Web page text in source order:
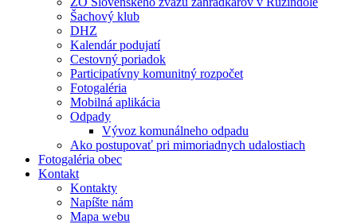
Šachový klub
DHZ
Kalendár podujatí
Cestovný poriadok
Participatívny komunitný rozpočet
Fotogaléria
Mobilná aplikácia
Odpady
Vývoz komunálneho odpadu
Ako postupovať pri mimoriadnych udalostiach
Fotogaléria obec
Kontakt
Kontakty
Napíšte nám
Mapa webu